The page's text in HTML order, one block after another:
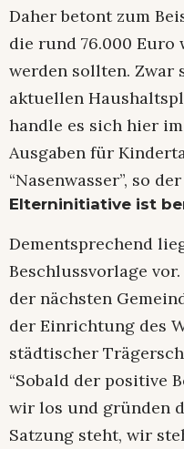
Daher betont zum
die rund 76.000
werden sollten. Zwar
aktuellen
handle es sich hier
Ausgaben für
“Nasenwasser”, so
Elterninitiative ist
Dementsprechend
Beschlussvorlage
der nächsten
der Einrichtung des
städtischer
“Sobald der positive
wir los und gründen
Satzung steht, wir